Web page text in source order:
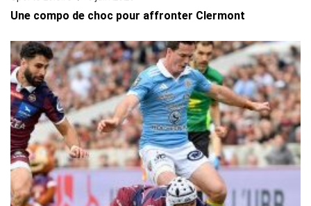
Une compo de choc pour affronter Clermont